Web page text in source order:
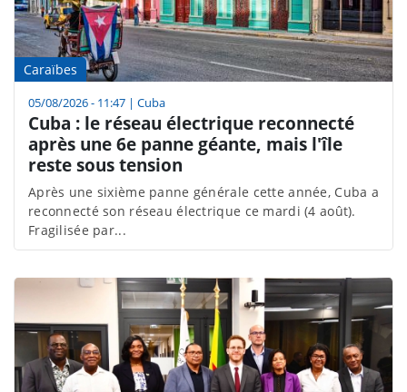
Caraïbes
05/08/2026 - 11:47 | Cuba
Cuba : le réseau électrique reconnecté
après une 6e panne géante, mais l'île
reste sous tension
Après une sixième panne générale cette année, Cuba a
reconnecté son réseau électrique ce mardi (4 août).
Fragilisée par...